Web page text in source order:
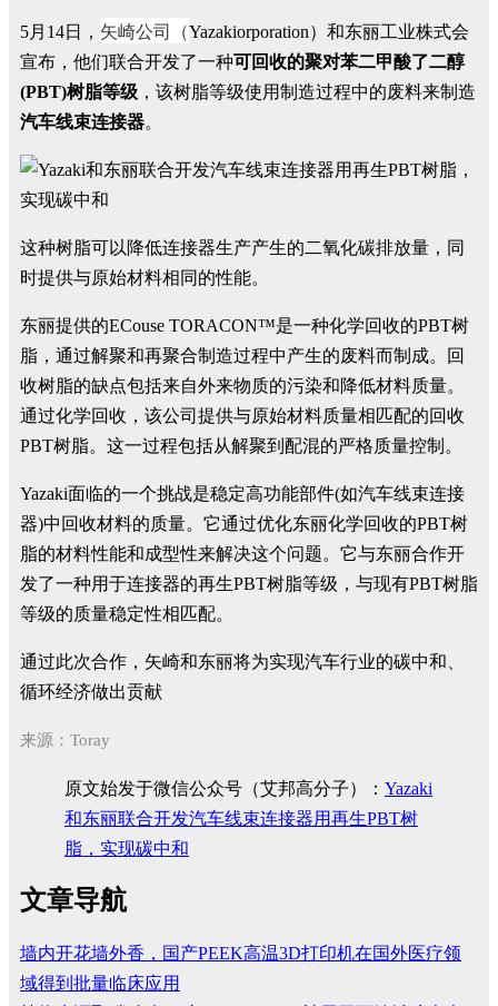
5月14日， 矢崎公司（Yazakiorporation）和东丽工业株式会
宣布，他们联合开发了一种可回收的聚对苯二甲酸了二醇
(PBT)树脂等级 ，该树脂等级使用制造过程中的废料来制造
汽车线束连接器。
这种树脂可以降低连接器生产产生的二氧化碳排放量，同
时提供与原始材料相同的性能。
东丽提供的ECouse TORACON™是一种化学回收的PBT树
脂，通过解聚和再聚合制造过程中产生的废料而制成。回
收树脂的缺点包括来自外来物质的污染和降低材料质量。
通过化学回收，该公司提供与原始材料质量相匹配的回收
PBT树脂。这一过程包括从解聚到配混的严格质量控制。
Yazaki面临的一个挑战是稳定高功能部件(如汽车线束连接
器)中回收材料的质量。它通过优化东丽化学回收的PBT树
脂的材料性能和成型性来解决这个问题。它与东丽合作开
发了一种用于连接器的再生PBT树脂等级，与现有PBT树脂
等级的质量稳定性相匹配。
通过此次合作，矢崎和东丽将为实现汽车行业的碳中和、
循环经济做出贡献
来源：Toray
原文始发于微信公众号（艾邦高分子）： Yazaki
和东丽联合开发汽车线束连接器用再生PBT树
脂，实现碳中和
文章导航
墙内开花墙外香，国产PEEK高温3D打印机在国外医疗领
域得到批量临床应用